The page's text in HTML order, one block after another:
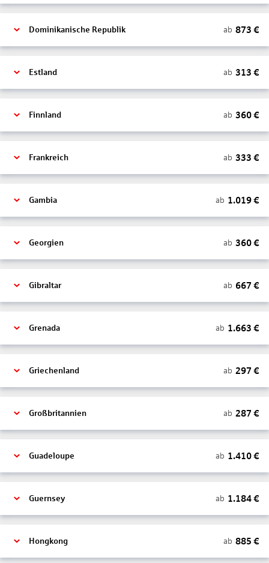
Dominikanische Republik ab 873 €
Estland ab 313 €
Finnland ab 360€
Frankreich ab 333 €
Gambia ab 1.019€
Georgien ab 360€
Gibraltar ab 667 €
Grenada ab 1.663 €
Griechenland ab 297 €
Großbritannien ab 287 €
Guadeloupe ab 1.410€
Guernsey ab 1.184€
Hongkong ab 885 €